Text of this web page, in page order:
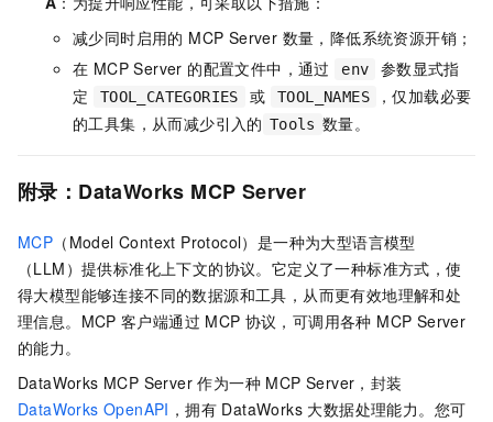
减少同时启用的 MCP Server 数量，降低系统资源开销；
在 MCP Server 的配置文件中，通过
env
参数显式指
定
TOOL_CATEGORIES 或 TOOL_NAMES
，仅加载必要
的工具集，从而减少引入的 Tools 数量。
附录：DataWorks MCP Server
MCP （Model Context Protocol）是一种为大型语言模型
（LLM）提供标准化上下文的协议。它定义了一种标准方式，使
得大模型能够连接不同的数据源和工具，从而更有效地理解和处
理信息。MCP 客户端通过 MCP 协议，可调用各种 MCP Server
的能力。
DataWorks MCP Server 作为一种 MCP Server，封装
DataWorks OpenAPI ，拥有 DataWorks 大数据处理能力。您可